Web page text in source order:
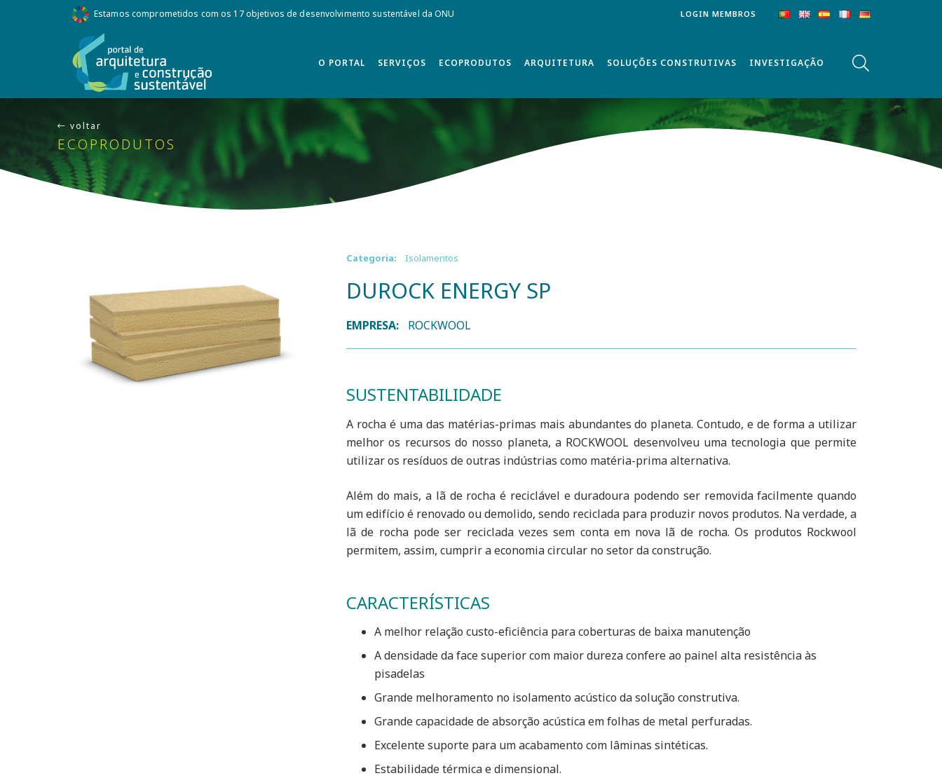
Estamos comprometidos com os 17 objetivos de desenvolvimento sustentável da ONU LOGIN MEMBROS
O PORTAL SERVIÇOS ECOPRODUTOS ARQUITETURA SOLUÇÕES CONSTRUTIVAS INVESTIGAÇÃO
voltar
ECOPRODUTOS
Categoria: Isolamentos
DUROCK ENERGY SP
EMPRESA: ROCKWOOL
SUSTENTABILIDADE
A rocha é uma das matérias-primas mais abundantes do planeta. Contudo, e de forma a utilizar
melhor os recursos do nosso planeta, a ROCKWOOL desenvolveu uma tecnologia que permite
utilizar os resíduos de outras indústrias como matéria-prima alternativa.
Além do mais, a lã de rocha é reciclável e duradoura podendo ser removida facilmente quando
um edifício é renovado ou demolido, sendo reciclada para produzir novos produtos. Na verdade, a
lã de rocha pode ser reciclada vezes sem conta em nova lã de rocha. Os produtos Rockwool
permitem, assim, cumprir a economia circular no setor da construção.
CARACTERÍSTICAS
A melhor relação custo-eficiência para coberturas de baixa manutenção
A densidade da face superior com maior dureza confere ao painel alta resistência às
pisadelas
Grande melhoramento no isolamento acústico da solução construtiva.
Grande capacidade de absorção acústica em folhas de metal perfuradas.
Excelente suporte para um acabamento com lâminas sintéticas.
Estabilidade térmica e dimensional.